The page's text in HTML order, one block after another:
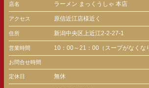
店名 ラーメン まっくうしゃ 本店
アクセス 原信近江店様近く
住所 新潟中央区上近江2-2-27-1
営業時間 10：00～21：00（スープがなくな
お問合せ時間
定休日 無休